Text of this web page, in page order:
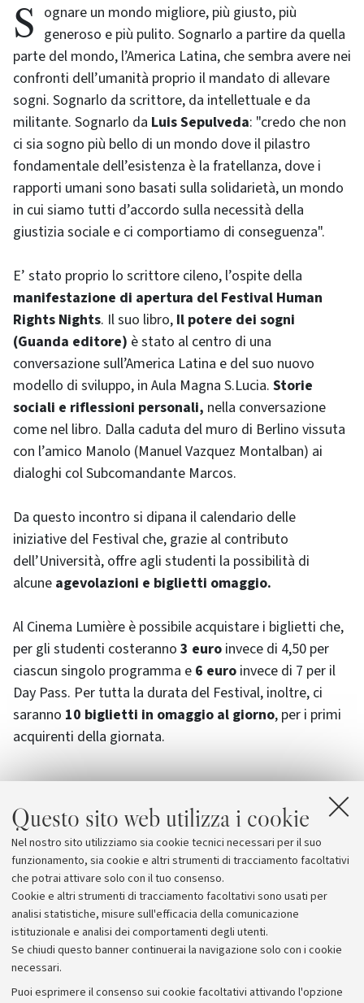
Questo sito web utilizza i cookie
Nel nostro sito utilizziamo sia cookie tecnici necessari per il suo
funzionamento, sia cookie e altri strumenti di tracciamento facoltativi
che potrai attivare solo con il tuo consenso.
Cookie e altri strumenti di tracciamento facoltativi sono usati per
analisi statistiche, misure sull'efficacia della comunicazione
istituzionale e analisi dei comportamenti degli utenti.
Se chiudi questo banner continuerai la navigazione solo con i cookie
necessari.
Puoi esprimere il consenso sui cookie facoltativi attivando l'opzione
Sognare un mondo migliore, più giusto, più generoso e più pulito. Sognarlo a partire da quella
parte del mondo, l’America Latina, che sembra avere nei
confronti dell’umanità proprio il mandato di allevare
sogni. Sognarlo da scrittore, da intellettuale e da
militante. Sognarlo da Luis Sepulveda: "credo che non
ci sia sogno più bello di un mondo dove il pilastro
fondamentale dell’esistenza è la fratellanza, dove i
rapporti umani sono basati sulla solidarietà, un mondo
in cui siamo tutti d’accordo sulla necessità della
giustizia sociale e ci comportiamo di conseguenza".
E’ stato proprio lo scrittore cileno, l’ospite della
manifestazione di apertura del Festival Human
Rights Nights. Il suo libro, Il potere dei sogni
(Guanda editore) è stato al centro di una
conversazione sull’America Latina e del suo nuovo
modello di sviluppo, in Aula Magna S.Lucia. Storie
sociali e riflessioni personali, nella conversazione
come nel libro. Dalla caduta del muro di Berlino vissuta
con l’amico Manolo (Manuel Vazquez Montalban) ai
dialoghi col Subcomandante Marcos.
Da questo incontro si dipana il calendario delle
iniziative del Festival che, grazie al contributo
dell’Università, offre agli studenti la possibilità di
alcune agevolazioni e biglietti omaggio.
Al Cinema Lumière è possibile acquistare i biglietti che,
per gli studenti costeranno 3 euro invece di 4,50 per
ciascun singolo programma e 6 euro invece di 7 per il
Day Pass. Per tutta la durata del Festival, inoltre, ci
saranno 10 biglietti in omaggio al giorno, per i primi
acquirenti della giornata.
Allegati
Il Festival
Archivio